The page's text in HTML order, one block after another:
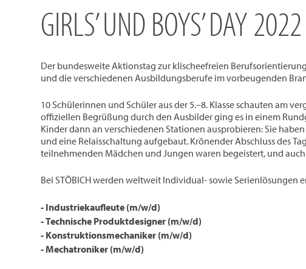
GIRLS’ UND BOYS’ DAY 2022
Der bundesweite Aktionstag zur klischeefreien
und die verschiedenen Ausbildungsberufe im vorbeugenden
10 Schülerinnen und Schüler aus der 5.–8. Klasse schauten am
offiziellen Begrüßung durch den Ausbilder ging es in einem
Kinder dann an verschiedenen Stationen ausprobieren: Sie
und eine Relaisschaltung aufgebaut. Krönender Abschluss des
teilnehmenden Mädchen und Jungen waren begeistert, und
Bei STÖBICH werden weltweit Individual- sowie
- Industriekaufleute (m/w/d)
- Technische Produktdesigner (m/w/d)
- Konstruktionsmechaniker (m/w/d)
- Mechatroniker (m/w/d)